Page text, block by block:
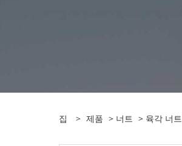
집 > 제품 > 너트 > 육각 너트